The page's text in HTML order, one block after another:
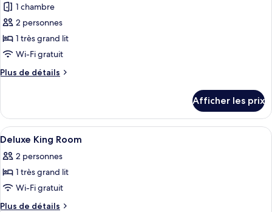
photos
pour
ce
type
chambre :
vue
sur
la
ville
1 chambre
2 personnes
1 très grand lit
Wi-Fi gratuit
Plus de détails
Plus
Suite
exécutive,
vue
la
ville
Afficher les prix
Afficher
toutes
les
photos
pour
ce
Une salle de bain avec un bouquet
2
Deluxe King Room
2 personnes
1 très grand lit
Wi-Fi gratuit
Plus de détails
Plus